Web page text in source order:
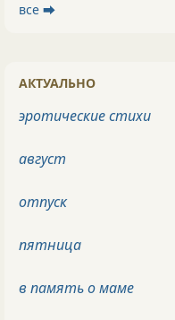
все ⮕
АКТУАЛЬНО
эротические стихи
август
отпуск
пятница
в память о маме